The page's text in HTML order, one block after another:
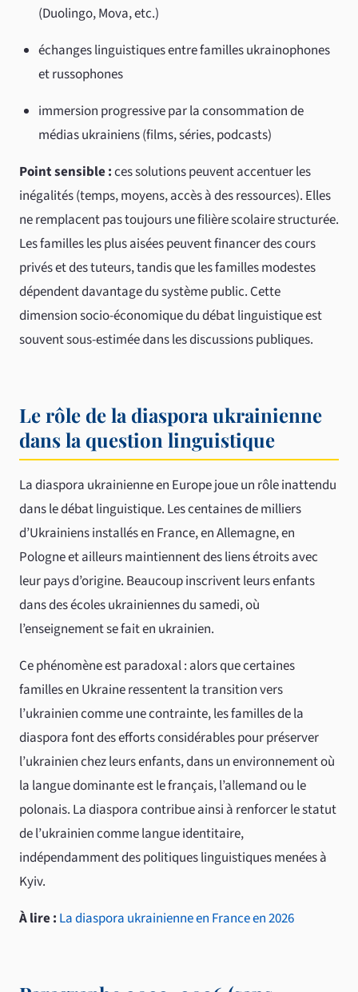
(Duolingo, Mova, etc.)
échanges linguistiques entre familles ukrainophones
et russophones
immersion progressive par la consommation de
médias ukrainiens (films, séries, podcasts)
Point sensible :ces solutions peuvent accentuer les
inégalités (temps, moyens, accès à des ressources). Elles
ne remplacent pas toujours une filière scolaire structurée.
Les familles les plus aisées peuvent financer des cours
privés et des tuteurs, tandis que les familles modestes
dépendent davantage du système public. Cette
dimension socio-économique du débat linguistique est
souvent sous-estimée dans les discussions publiques.
Le rôle de la diaspora ukrainienne
dans la question linguistique
La diaspora ukrainienne en Europe joue un rôle inattendu
dans le débat linguistique. Les centaines de milliers
d’Ukrainiens installés en France, en Allemagne, en
Pologne et ailleurs maintiennent des liens étroits avec
leur pays d’origine. Beaucoup inscrivent leurs enfants
dans des écoles ukrainiennes du samedi, où
l’enseignement se fait en ukrainien.
Ce phénomène est paradoxal : alors que certaines
familles en Ukraine ressentent la transition vers
l’ukrainien comme une contrainte, les familles de la
diaspora font des efforts considérables pour préserver
l’ukrainien chez leurs enfants, dans un environnement où
la langue dominante est le français, l’allemand ou le
polonais. La diaspora contribue ainsi à renforcer le statut
de l’ukrainien comme langue identitaire,
indépendamment des politiques linguistiques menées à
Kyiv.
À lire : La diaspora ukrainienne en France en 2026